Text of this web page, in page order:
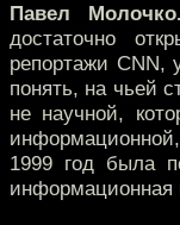
Павел Молочко.
достаточно
репортажи CNN,
понять, на чьей
не научной,
1999 год была
информационная